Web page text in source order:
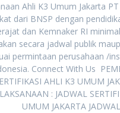
Ahli K3 Umum Jakarta
dari BNSP dengan
dan Kemnaker RI
secara jadwal publik
permintaan perusahaan /
Connect With Us
AHLI K3 UMUM
: JADWAL
UMUM JAKARTA